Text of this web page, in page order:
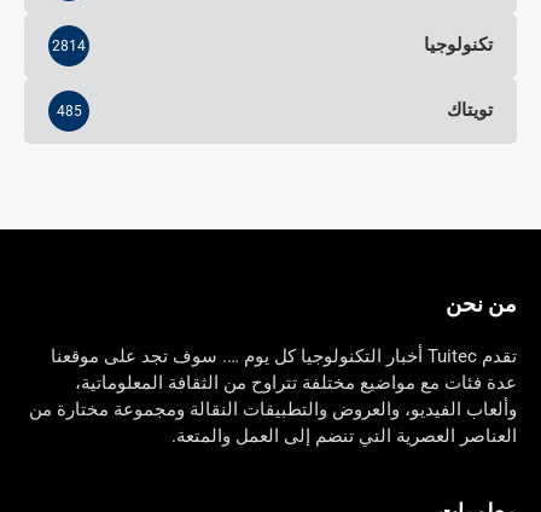
تكنولوجيا 2814
تويتاك 485
من نحن
تقدم Tuitec أخبار التكنولوجيا كل يوم …. سوف تجد على موقعنا
عدة فئات مع مواضيع مختلفة تتراوح من الثقافة المعلوماتية،
وألعاب الفيديو، والعروض والتطبيقات النقالة ومجموعة مختارة من
العناصر العصرية التي تنضم إلى العمل والمتعة.